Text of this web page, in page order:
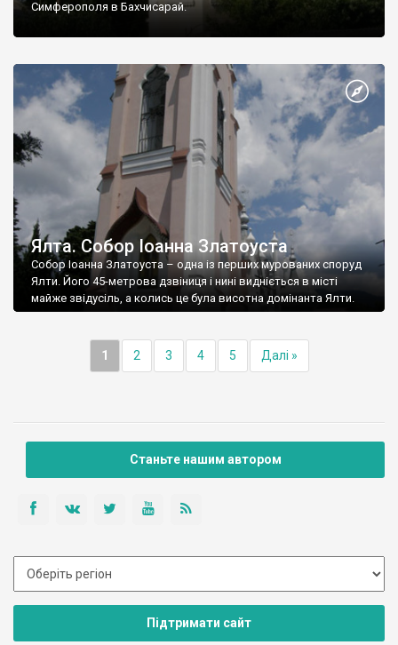
Симферополя в Бахчисарай.
Ялта. Собор Іоанна Златоуста
Собор Іоанна Златоуста – одна із перших мурованих споруд
Ялти. Його 45-метрова дзвіниця і нині видніється в місті
майже звідусіль, а колись це була висотна домінанта Ялти.
1 2 3 4 5 Далі »
Станьте нашим автором
Підтримати сайт